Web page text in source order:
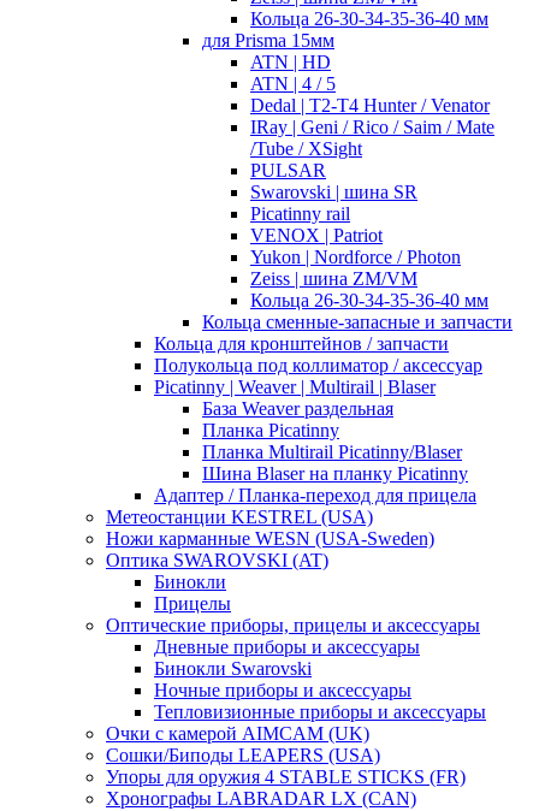
Кольца 26-30-34-35-36-40 мм
для Prisma 15мм
ATN | HD
ATN | 4 / 5
Dedal | T2-T4 Hunter / Venator
IRay | Geni / Rico / Saim / Mate
/Tube / XSight
PULSAR
Swarovski | шина SR
Picatinny rail
VENOX | Patriot
Yukon | Nordforce / Photon
Zeiss | шина ZM/VM
Кольца 26-30-34-35-36-40 мм
Кольца сменные-запасные и запчасти
Кольца для кронштейнов / запчасти
Полукольца под коллиматор / аксессуар
Picatinny | Weaver | Multirail | Blaser
База Weaver раздельная
Планка Picatinny
Планка Multirail Picatinny/Blaser
Шина Blaser на планку Picatinny
Адаптер / Планка-переход для прицела
Метеостанции KESTREL (USA)
Ножи карманные WESN (USA-Sweden)
Оптика SWAROVSKI (AT)
Бинокли
Прицелы
Оптические приборы, прицелы и аксессуары
Дневные приборы и аксессуары
Бинокли Swarovski
Ночные приборы и аксессуары
Тепловизионные приборы и аксессуары
Очки с камерой AIMCAM (UK)
Сошки/Биподы LEAPERS (USA)
Упоры для оружия 4 STABLE STICKS (FR)
Хронографы LABRADAR LX (CAN)